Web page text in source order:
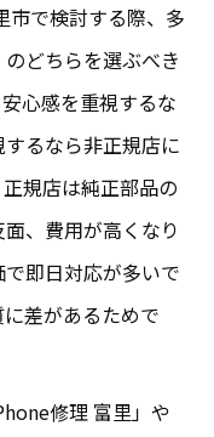
市で検討する際、多
どちらを選ぶべき
心感を重視するな
るなら非正規店に
規店は純正部品の
、費用が高くなり
即日対応が多いで
差があるためで
修理 富里」や